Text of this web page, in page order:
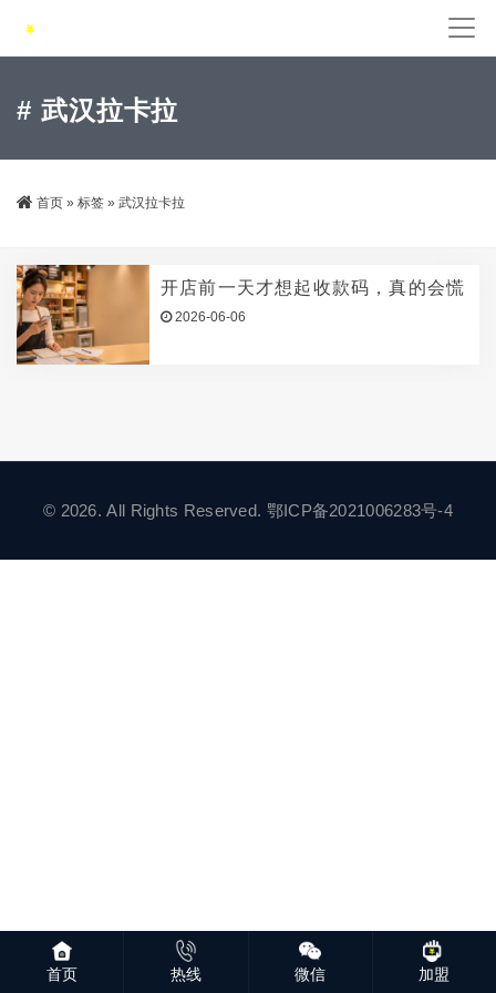
# 武汉拉卡拉
首页 » 标签 » 武汉拉卡拉
开店前一天才想起收款码，真的会慌
2026-06-06
© 2026. All Rights Reserved. 鄂ICP备2021006283号-4
首页 热线 微信 加盟